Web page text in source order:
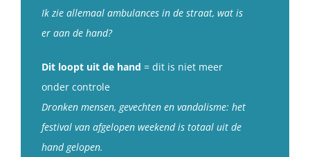
Ik zie allemaal ambulances in de straat, wat is
er aan de hand?
Dit loopt uit de hand = dit is niet meer
onder controle
Dronken mensen, gevechten en vandalisme: het
festival van afgelopen weekend is totaal uit de
hand gelopen.